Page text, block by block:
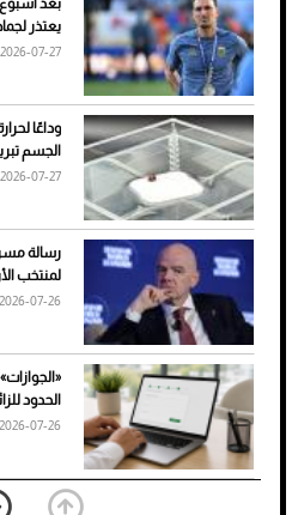
ضعف تبريد مكيف السيارة
الأسباب والحلول
7 نصائح لاختيار لون
الأسود
يعتذر
2026-07-27
وداعًا
الجسم
2026-07-27
رسالة
لمنتخب
2026-07-26
الحدود
2026-07-26
بعد